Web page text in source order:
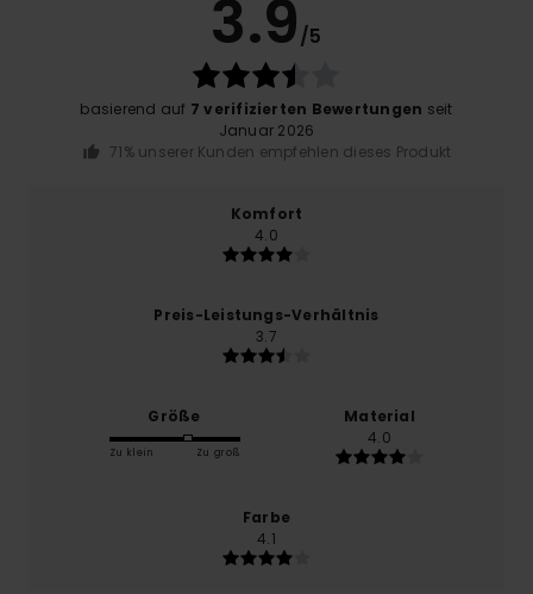
3.9/5
basierend auf 7 verifizierten Bewertungen seit
Januar 2026
71% unserer Kunden empfehlen dieses Produkt
Komfort
4.0
Preis-Leistungs-Verhältnis
3.7
Größe
Zu klein Zu groß
Material
4.0
Farbe
4.1